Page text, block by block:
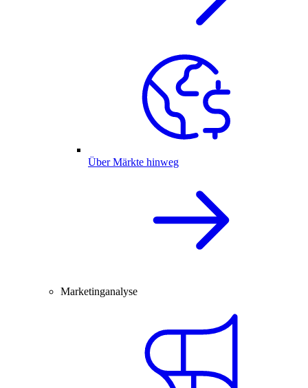
Über Märkte hinweg
Marketinganalyse